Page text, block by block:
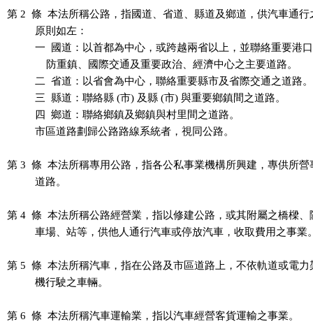
第 2  條  本法所稱公路，指國道、省道、縣道及鄉道，供汽車通
          原則如左：
一  國道：以首都為中心，或跨越兩省以上，並聯絡重要港
              防重鎮、國際交通及重要政治、經濟中心之主要道路。
          二  省道：以省會為中心，聯絡重要縣市及省際交通之道路。
          三  縣道：聯絡縣 (市) 及縣 (市) 與重要鄉鎮間之道路。
          四  鄉道：聯絡鄉鎮及鄉鎮與村里間之道路。
          市區道路劃歸公路路線系統者，視同公路。
第 3  條  本法所稱專用公路，指各公私事業機構所興建，專供所
          道路。
第 4  條  本法所稱公路經營業，指以修建公路，或其附屬之橋樑
車場、站等，供他人通行汽車或停放汽車，收取費用之事業
第 5  條  本法所稱汽車，指在公路及市區道路上，不依軌道或電
          機行駛之車輛。
第 6  條  本法所稱汽車運輸業，指以汽車經營客貨運輸之事業。